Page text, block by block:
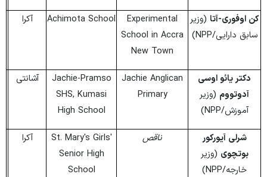
کن اوفوری-آتا (وزیر
سابق دارایی/NPP)
Experimental
School in Accra
New Town
Achimota School آکرا
دکتر یائو اوسی
آدوتووم (وزیر
آموزش/NPP)
Jachie Anglican
Primary
Jachie-Pramso
SHS, Kumasi
High School
آشانتی
شرلی آیورکور
بوتچوی (وزیر
خارجه/NPP)
ناقص
St. Mary's Girls'
Senior High
School
آکرا